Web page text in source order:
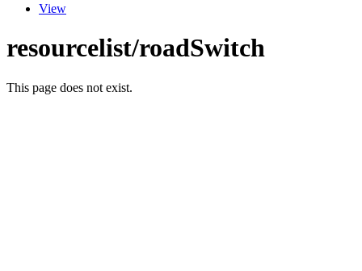
View
resourcelist/roadSwitch
This page does not exist.